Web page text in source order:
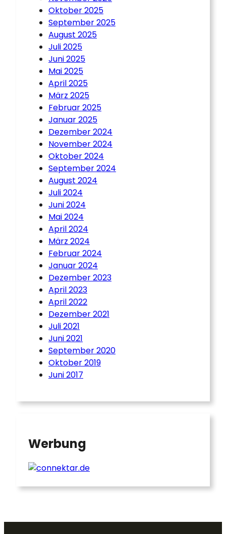
Oktober 2025
September 2025
August 2025
Juli 2025
Juni 2025
Mai 2025
April 2025
März 2025
Februar 2025
Januar 2025
Dezember 2024
November 2024
Oktober 2024
September 2024
August 2024
Juli 2024
Juni 2024
Mai 2024
April 2024
März 2024
Februar 2024
Januar 2024
Dezember 2023
April 2023
April 2022
Dezember 2021
Juli 2021
Juni 2021
September 2020
Oktober 2019
Juni 2017
Werbung